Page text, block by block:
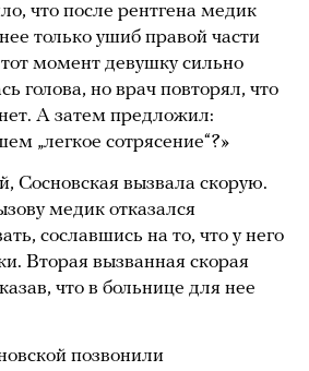
что после рентгена медик
только ушиб правой части
момент девушку сильно
голова, но врач повторял, что
А затем предложил:
„легкое сотрясение“?»
Сосновская вызвала скорую.
медик отказался
сославшись на то, что у него
Вторая вызванная скорая
что в больнице для нее
позвонили